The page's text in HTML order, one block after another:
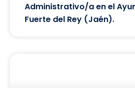
Administrativo/a en el
Fuerte del Rey (Jaén).